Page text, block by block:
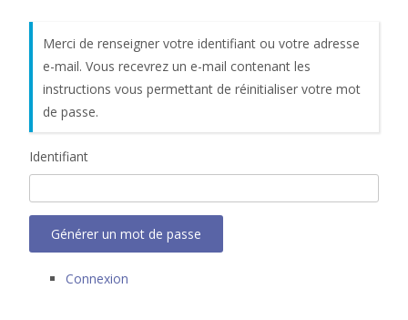
Merci de renseigner votre identifiant ou votre adresse
e-mail. Vous recevrez un e-mail contenant les
instructions vous permettant de réinitialiser votre mot
de passe.
Identifiant
Générer un mot de passe
Connexion